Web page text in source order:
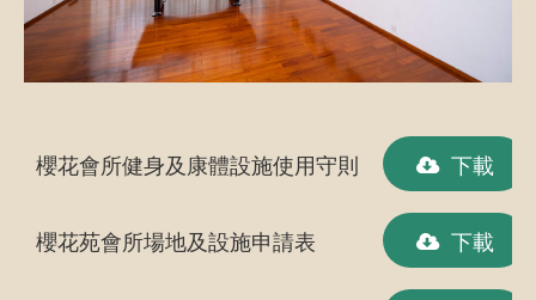
櫻花會所健身及康體設施使用守則 下載
櫻花苑會所場地及設施申請表 下載